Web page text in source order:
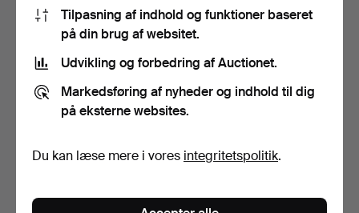
LILLE BLÆKHUS, 833
SØLV & GLAS, JOHAN
GEOR…
4 dage
Vurdering
JACOB ÄNGMAN.
BESTIKSAET, 98 DELE,
SØLV, "…
4 dage
Tilpasning af indhold og funktioner baseret
på din brug af websitet.
Udvikling og forbedring af Auctionet.
Markedsføring af nyheder og indhold til dig
på eksterne websites.
Du kan læse mere i vores integritetspolitik.